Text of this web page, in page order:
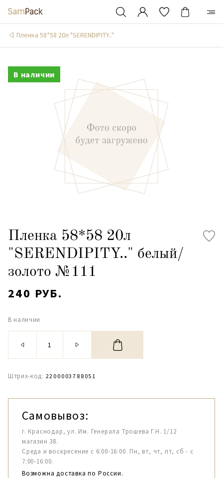
Пленка 58*58 20л "SERENDIPITY.."
В наличии
Пленка 58*58 20л
"SERENDIPITY.." белый/
золото №111
240 РУБ.
В наличии
Штрих-код: 2200003788051
Самовывоз:
г. Краснодар, ул. Им. Генерала Трошева Г.Н. 1/12
магазин 38.
Среда и воскресение с 6:00-16:00. Пн, вт, чт, пт, сб - с
7:00-16:00.
Возможна доставка по России.